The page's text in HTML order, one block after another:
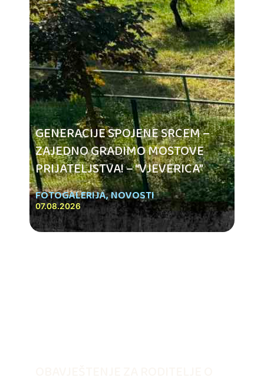
GENERACIJE SPOJENE SRCEM –
ZAJEDNO GRADIMO MOSTOVE
PRIJATELJSTVA! – “VJEVERICA”
FOTOGALERIJA,NOVOSTI
07.08.2026